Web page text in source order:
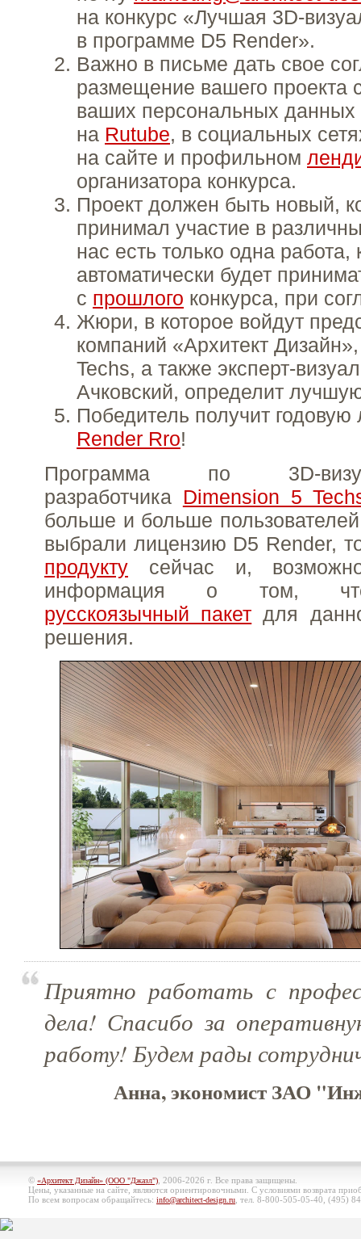
на конкурс «Лучшая 3D-
в программе D5 Render».
Важно в письме дать свое
размещение вашего проекта
ваших персональных
на Rutube, в социальных
на сайте и профильном
организатора конкурса.
Проект должен быть новый,
принимал участие в
нас есть только одна работа,
автоматически будет
с прошлого конкурса, при
Жюри, в которое войдут
компаний «Архитект
Techs, а также эксперт-
Ачковский, определит
Победитель получит
Render Rro!
Программа по 3D-
разработчика Dimension 5
больше и больше
выбрали лицензию D5 Render,
продукту сейчас и,
информация о том, что
русскоязычный пакет для
решения.
Приятно работать с
дела! Спасибо за
работу! Будем рады
Анна, экономист ЗАО
© «Архитект Дизайн» (ООО "Джазл") , 2006-2026 г. Все права защищены.
Цены, указанные на сайте, являются ориентировочными. С условиями возврата
По всем вопросам обращайтесь: info@architect-design.ru , тел. 8-800-505-05-40, (495)